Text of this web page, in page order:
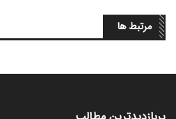
مرتبط ها